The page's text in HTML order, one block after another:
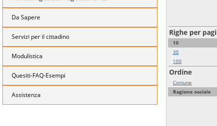
Da Sapere
Servizi per il cittadino
Modulistica
Quesiti-FAQ-Esempi
Assistenza
Righe per
10
30
100
Ordine
Comune
Ragione sociale